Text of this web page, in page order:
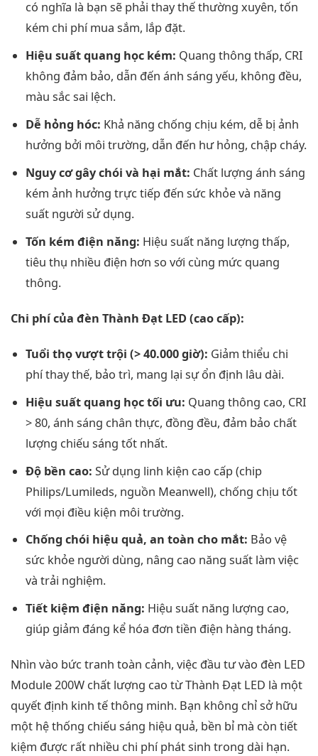
có nghĩa là bạn sẽ phải thay thế thường xuyên, tốn
kém chi phí mua sắm, lắp đặt.
Hiệu suất quang học kém: Quang thông thấp, CRI
không đảm bảo, dẫn đến ánh sáng yếu, không đều,
màu sắc sai lệch.
Dễ hỏng hóc: Khả năng chống chịu kém, dễ bị ảnh
hưởng bởi môi trường, dẫn đến hư hỏng, chập cháy.
Nguy cơ gây chói và hại mắt: Chất lượng ánh sáng
kém ảnh hưởng trực tiếp đến sức khỏe và năng
suất người sử dụng.
Tốn kém điện năng: Hiệu suất năng lượng thấp,
tiêu thụ nhiều điện hơn so với cùng mức quang
thông.
Chi phí của đèn Thành Đạt LED (cao cấp):
Tuổi thọ vượt trội (> 40.000 giờ): Giảm thiểu chi
phí thay thế, bảo trì, mang lại sự ổn định lâu dài.
Hiệu suất quang học tối ưu: Quang thông cao, CRI
> 80, ánh sáng chân thực, đồng đều, đảm bảo chất
lượng chiếu sáng tốt nhất.
Độ bền cao: Sử dụng linh kiện cao cấp (chip
Philips/Lumileds, nguồn Meanwell), chống chịu tốt
với mọi điều kiện môi trường.
Chống chói hiệu quả, an toàn cho mắt: Bảo vệ
sức khỏe người dùng, nâng cao năng suất làm việc
và trải nghiệm.
Tiết kiệm điện năng: Hiệu suất năng lượng cao,
giúp giảm đáng kể hóa đơn tiền điện hàng tháng.
Nhìn vào bức tranh toàn cảnh, việc đầu tư vào đèn LED
Module 200W chất lượng cao từ Thành Đạt LED là một
quyết định kinh tế thông minh. Bạn không chỉ sở hữu
một hệ thống chiếu sáng hiệu quả, bền bỉ mà còn tiết
kiệm được rất nhiều chi phí phát sinh trong dài hạn.